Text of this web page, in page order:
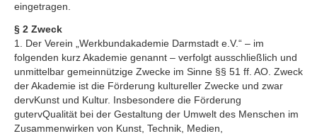
eingetragen.
§ 2 Zweck
1. Der Verein „Werkbundakademie Darmstadt e.V.“ – im
folgenden kurz Akademie genannt – verfolgt ausschließlich und
unmittelbar gemeinnützige Zwecke im Sinne §§ 51 ff. AO. Zweck
der Akademie ist die Förderung kultureller Zwecke und zwar
dervKunst und Kultur. Insbesondere die Förderung
gutervQualität bei der Gestaltung der Umwelt des Menschen im
Zusammenwirken von Kunst, Technik, Medien,